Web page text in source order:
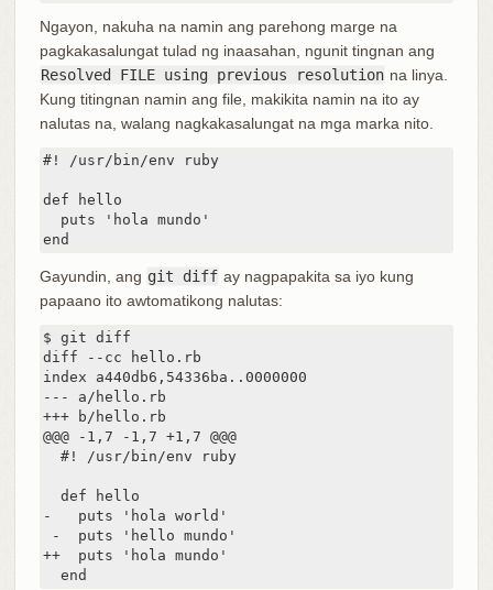
Ngayon, nakuha na namin ang parehong marge na
pagkakasalungat tulad ng inaasahan, ngunit tingnan ang
Resolved FILE using previous resolution na linya.
Kung titingnan namin ang file, makikita namin na ito ay
nalutas na, walang nagkakasalungat na mga marka nito.
#! /usr/bin/env ruby
def hello
  puts 'hola mundo'
end
Gayundin, ang git diff ay nagpapakita sa iyo kung
papaano ito awtomatikong nalutas:
$ git diff
diff --cc hello.rb
index a440db6,54336ba..0000000
--- a/hello.rb
+++ b/hello.rb
@@@ -1,7 -1,7 +1,7 @@@
  #! /usr/bin/env ruby
  def hello
-   puts 'hola world'
-  puts 'hello mundo'
++  puts 'hola mundo'
  end